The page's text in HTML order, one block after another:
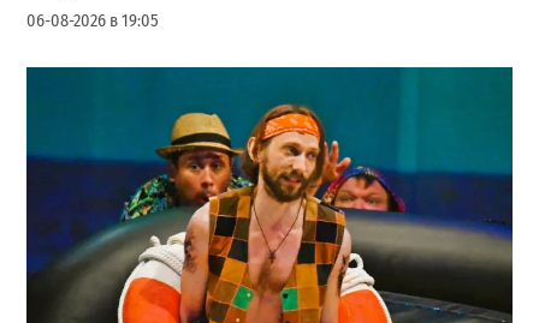
06-08-2026 в 19:05